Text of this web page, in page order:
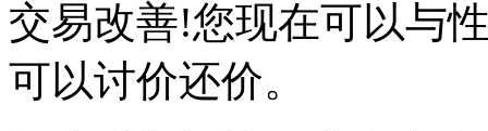
交易改善!您现在可以与
可以讨价还价。